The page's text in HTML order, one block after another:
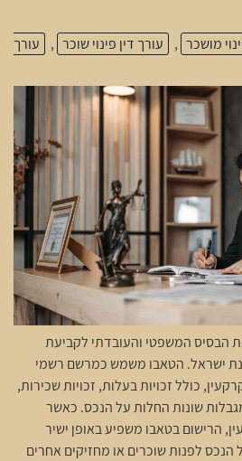
מושכר , עורך דין פינוי שוכר ,
עורך
הבסיס המשפטי והעובדתי לקביעת
ישראל. הטאבו משמש כמרשם רשמי
כולל זכויות בעלות, זכויות שכירות,
שונות החלות על הנכס. כאשר
הרישום בטאבו משפיע באופן ישיר
הנכס לפנות שוכרים או מחזיקים אחרים